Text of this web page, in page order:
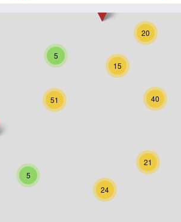
Bundesland
Burgenland
Kärnten
Salzburg
15
24
40
5
20
51
21
5